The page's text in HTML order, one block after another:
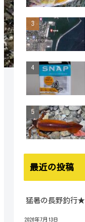
最近の投稿
猛暑の長野釣行
2026年7月13日